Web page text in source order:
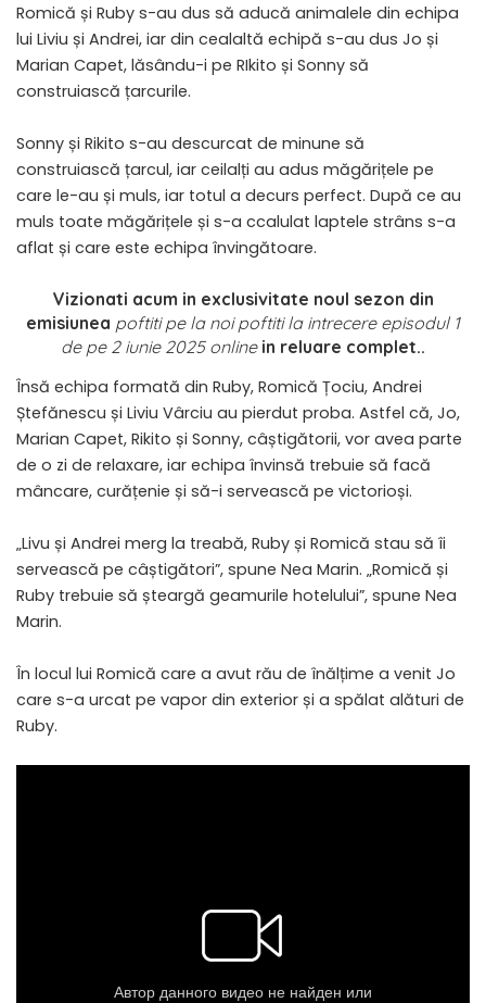
Romică și Ruby s-au dus să aducă animalele din echipa
lui Liviu și Andrei, iar din cealaltă echipă s-au dus Jo și
Marian Capet, lăsându-i pe RIkito și Sonny să
construiască țarcurile.
Sonny și Rikito s-au descurcat de minune să
construiască țarcul, iar ceilalți au adus măgărițele pe
care le-au și muls, iar totul a decurs perfect. După ce au
muls toate măgărițele și s-a ccalulat laptele strâns s-a
aflat și care este echipa învingătoare.
Vizionati acum in exclusivitate noul sezon din
emisiunea poftiti pe la noi poftiti la intrecere episodul 1
de pe 2 iunie 2025 onlinein reluare complet..
Însă echipa formată din Ruby, Romică Țociu, Andrei
Ștefănescu și Liviu Vârciu au pierdut proba. Astfel că, Jo,
Marian Capet, Rikito și Sonny, câștigătorii, vor avea parte
de o zi de relaxare, iar echipa învinsă trebuie să facă
mâncare, curățenie și să-i servească pe victorioși.
„Livu și Andrei merg la treabă, Ruby și Romică stau să îi
servească pe câștigători”, spune Nea Marin. „Romică și
Ruby trebuie să șteargă geamurile hotelului”, spune Nea
Marin.
În locul lui Romică care a avut rău de înălțime a venit Jo
care s-a urcat pe vapor din exterior și a spălat alături de
Ruby.